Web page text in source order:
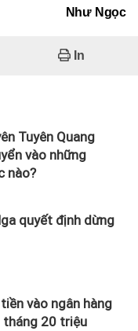
Như Ngọc
In
Tuyên Quang
vào những
nào?
quyết định dừng
vào ngân hàng
tháng 20 triệu